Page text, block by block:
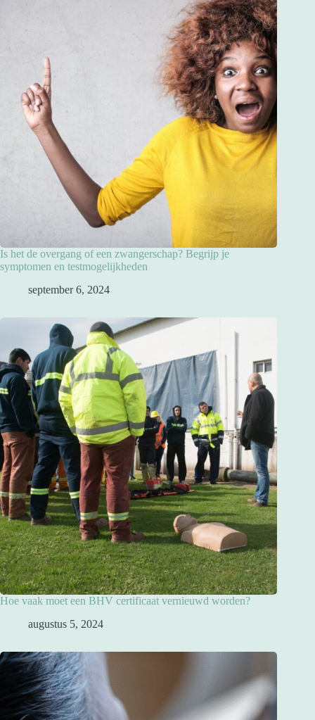
Is het de overgang of een zwangerschap? Begrijp je
symptomen en testmogelijkheden
september 6, 2024
Hoe vaak moet een BHV certificaat vernieuwd worden?
augustus 5, 2024